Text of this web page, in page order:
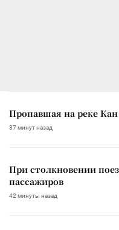
Пропавшая на реке
37 минут назад
При столкновении
пассажиров
42 минуты назад